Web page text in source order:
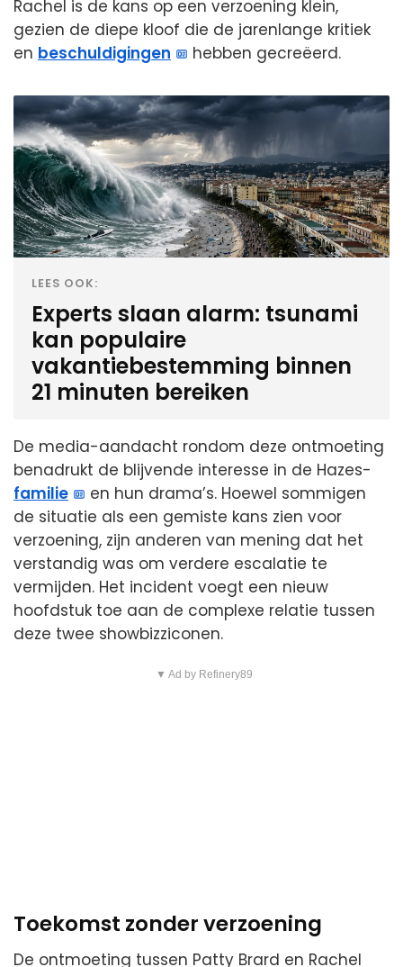
Rachel is de kans op een verzoening klein,
gezien de diepe kloof die de jarenlange kritiek
en beschuldigingen hebben gecreëerd.
LEES OOK:
Experts slaan alarm: tsunami
kan populaire
vakantiebestemming binnen
21 minuten bereiken
De media-aandacht rondom deze ontmoeting
benadrukt de blijvende interesse in de Hazes-
familie
en hun drama’s. Hoewel sommigen
de situatie als een gemiste kans zien voor
verzoening, zijn anderen van mening dat het
verstandig was om verdere escalatie te
vermijden. Het incident voegt een nieuw
hoofdstuk toe aan de complexe relatie tussen
deze twee showbizziconen.
▼ Ad by Refinery89
Toekomst zonder verzoening
De ontmoeting tussen Patty Brard en Rachel